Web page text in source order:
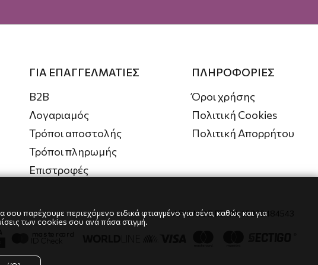
ΓΙΑ ΕΠΑΓΓΕΛΜΑΤΙΕΣ
B2B
Λογαριαμός
Τρόποι αποστολής
Τρόποι πληρωμής
Επιστροφές
ΠΛΗΡΟΦΟΡΙΕΣ
Όροι χρήσης
Πολιτική Cookies
Πολιτική Απορρήτου
ΑΡΙΘΜΟΣ ΓΕΜΗ: 10239484543
παρέχουμε περιεχόμενο ειδικά φτιαγμένο για σένα, καθώς και για
των cookies σου ανά πάσα στιγμή.